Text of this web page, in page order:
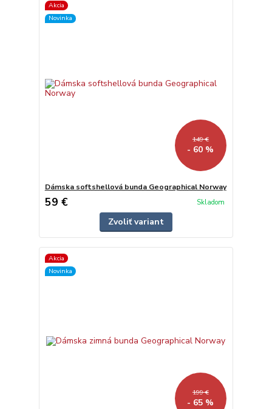
Akcia
Novinka
149 €
- 60 %
Dámska softshellová bunda Geographical Norway
59 € Skladom
Zvoliť variant
Akcia
Novinka
199 €
- 65 %